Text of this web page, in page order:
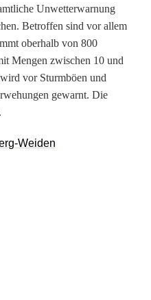
Unwetterwarnung
Betroffen sind vor allem
oberhalb von 800
Mengen zwischen 10 und
vor Sturmböen und
gewarnt. Die